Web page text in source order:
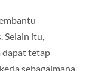
Selain itu,
dapat tetap
sebagaimana